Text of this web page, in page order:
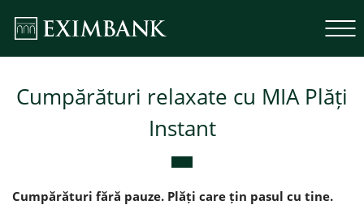
Cumpărături relaxate cu MIA Plăți
Instant
Cumpărături fără pauze. Plăți care țin pasul cu tine.